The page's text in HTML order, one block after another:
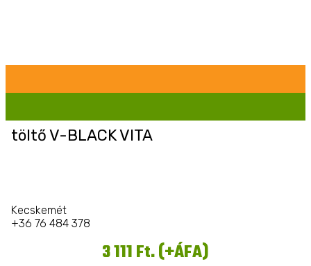
töltő V-BLACK VITA
Kecskemét
+36 76 484 378
3 111 Ft. (+ÁFA)